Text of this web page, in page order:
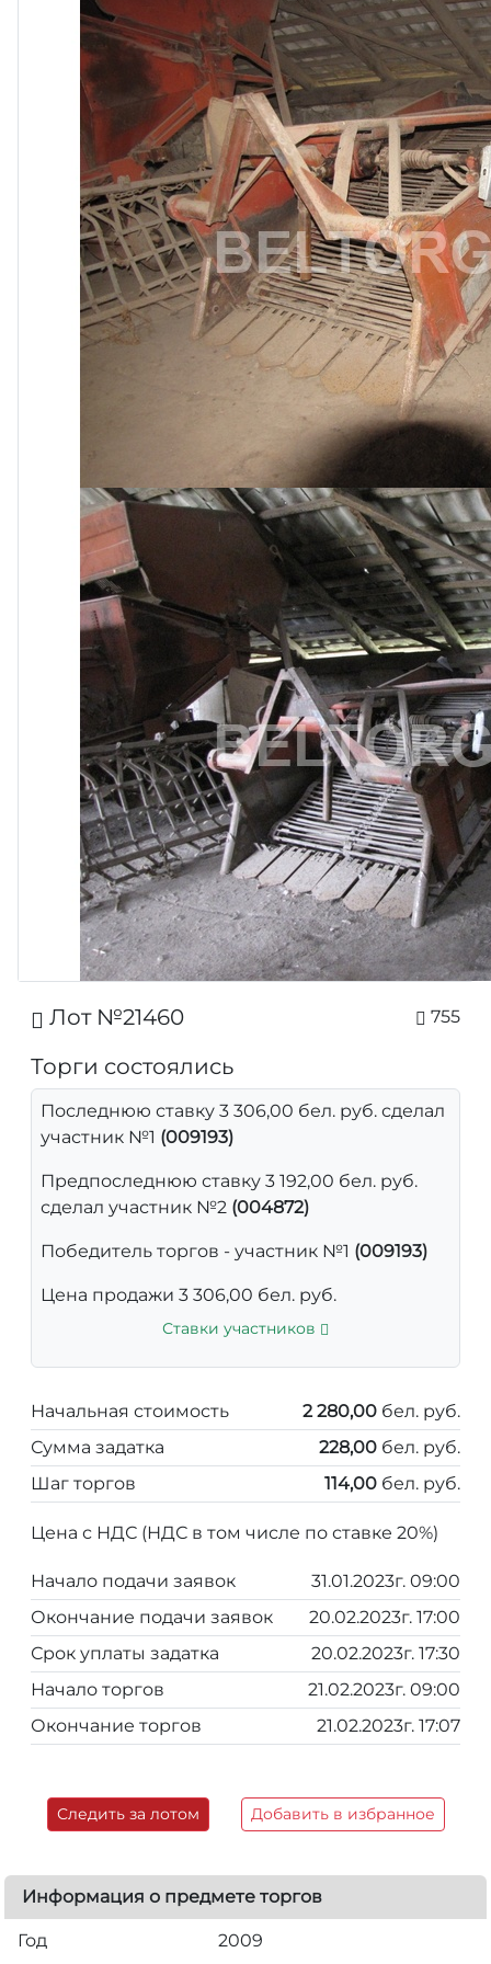
Лот №21460 755
Торги состоялись
Последнюю ставку 3 306,00 бел. руб. сделал
участник №1 (009193)
Предпоследнюю ставку 3 192,00 бел. руб.
сделал участник №2 (004872)
Победитель торгов - участник №1 (009193)
Цена продажи 3 306,00 бел. руб.
Ставки участников
Начальная стоимость 2 280,00 бел. руб.
Сумма задатка
228,00 бел. руб.
Шаг торгов
114,00 бел. руб.
Цена с НДС (НДС в том числе по ставке 20%)
Начало подачи заявок
31.01.2023г. 09:00
Окончание подачи заявок
20.02.2023г. 17:00
Срок уплаты задатка
20.02.2023г. 17:30
Начало торгов
21.02.2023г. 09:00
Окончание торгов
21.02.2023г. 17:07
Следить за лотом Добавить в избранное
Информация о предмете торгов
Год 2009